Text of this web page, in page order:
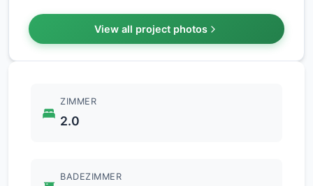
+2
View all project photos
ZIMMER
2.0
BADEZIMMER